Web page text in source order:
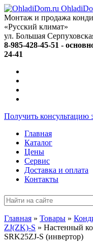
Монтаж и продажа
«Русский климат»
ул. Большая
8-985-428-45-51 -
24-41
Получить консультацию
Главная
Каталог
Цены
Сервис
Доставка и оплата
Контакты
Главная » Товары »
ZJ(ZK)-S » Настенный
SRK25ZJ-S (инвертор)